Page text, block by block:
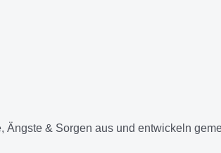
Ängste & Sorgen aus und entwickeln